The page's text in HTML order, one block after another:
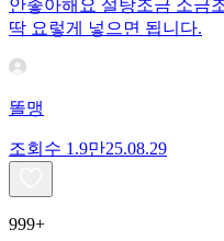
안좋아해요 설탕조금 소금
딱 요렇게 넣으면 됩니다.
똘맹
조회수 1.9만25.08.29
999+